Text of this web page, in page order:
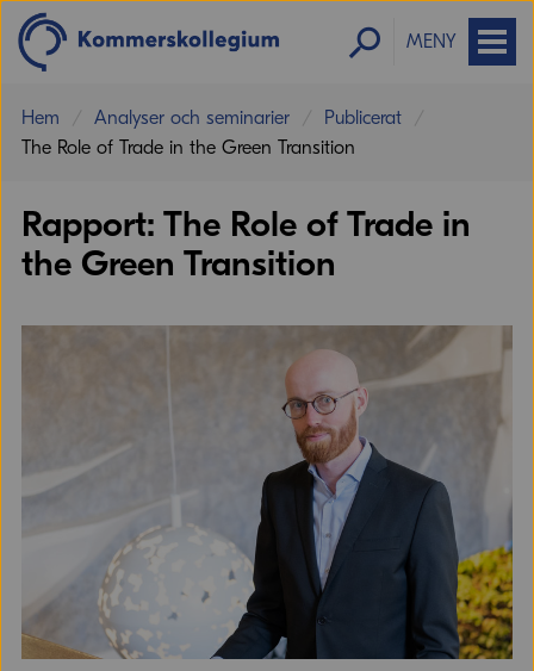
MENY
Hem Analyser och seminarier
Publicerat
The Role of Trade in the Green Transition
Rapport: The Role of Trade in
the Green Transition
förvånansvärt nog inte till ökad handel
med miljövaror.
Erik Merkus Utredare